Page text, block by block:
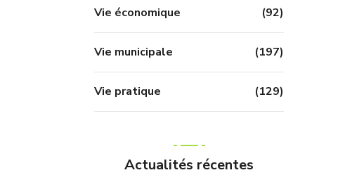
Vie économique (92)
Vie municipale (197)
Vie pratique (129)
Actualités récentes